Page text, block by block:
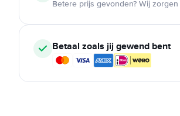
Betere prijs gevonden? Wij
Betaal zoals jij gewend bent